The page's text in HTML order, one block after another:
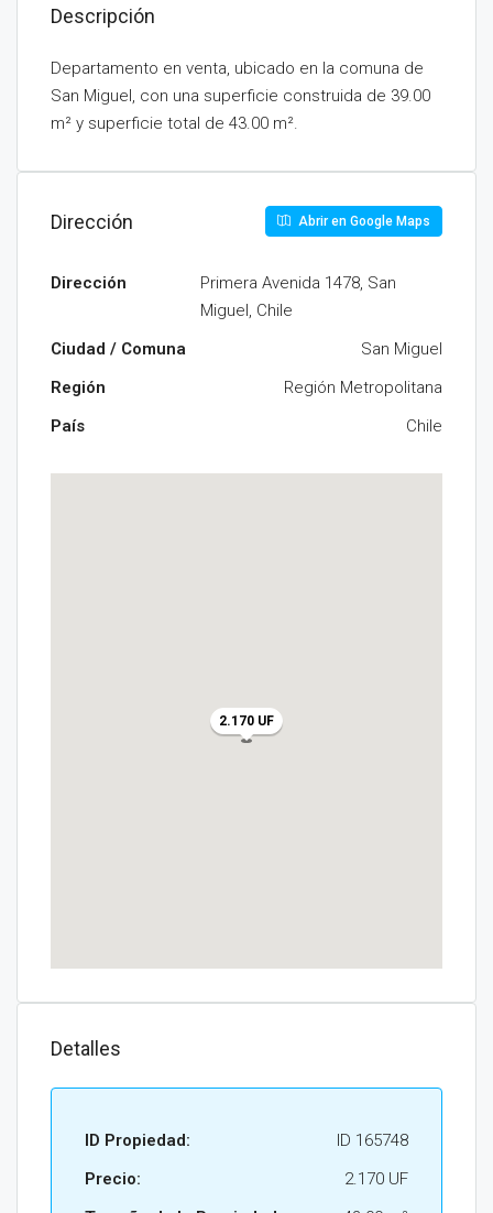
Descripción
Departamento en venta, ubicado en la comuna de
San Miguel, con una superficie construida de 39.00
m² y superficie total de 43.00 m².
Dirección Abrir en Google Maps
Dirección
Primera Avenida 1478, San
Miguel, Chile
Ciudad / Comuna
San Miguel
Región
Región Metropolitana
País
Chile
2.170 UF
Detalles
ID Propiedad:
ID 165748
Precio:
2.170 UF